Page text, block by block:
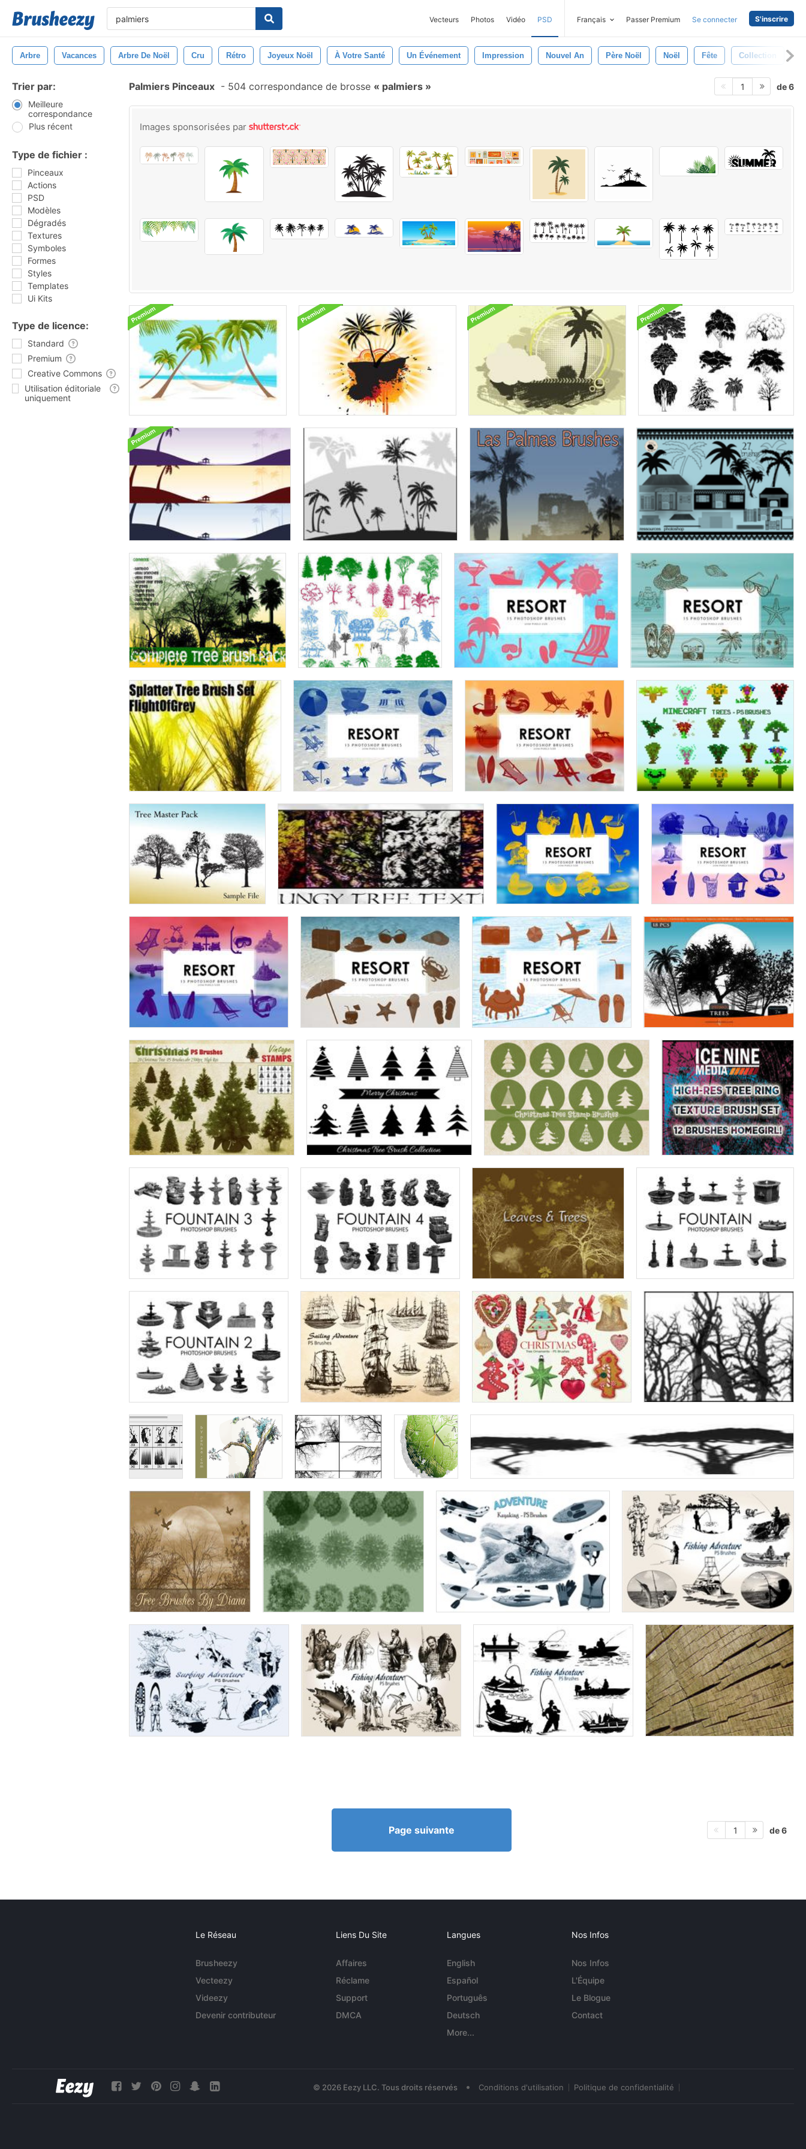
Vecteurs Photos Vidéo PSD Français Passer Premium Se connecter S'inscrire
Arbre Vacances Arbre De Noël Cru Rétro Joyeux Noël À Votre Santé Un Événement Impression Nouvel An Père Noël Noël Fête Collection
Trier par:
Meilleure
correspondance
Plus récent
Type de fichier :
Pinceaux
Actions
PSD
Modèles
Dégradés
Textures
Symboles
Formes
Styles
Templates
Ui Kits
Type de licence:
Standard
Premium
Creative Commons
Utilisation éditoriale
uniquement
Palmiers Pinceaux - 504 correspondance de brosse palmiers 1 de 6
Images sponsorisées par
Page suivante 1 de 6
Le Réseau
Brusheezy
Vecteezy
Videezy
Devenir contributeur
Liens Du Site
Affaires
Réclame
Support
DMCA
Langues
English
Español
Português
Deutsch
More...
Nos Infos
Nos Infos
L'Équipe
Le Blogue
Contact
© 2026 Eezy LLC. Tous droits réservés • Conditions d'utilisation Politique de confidentialité